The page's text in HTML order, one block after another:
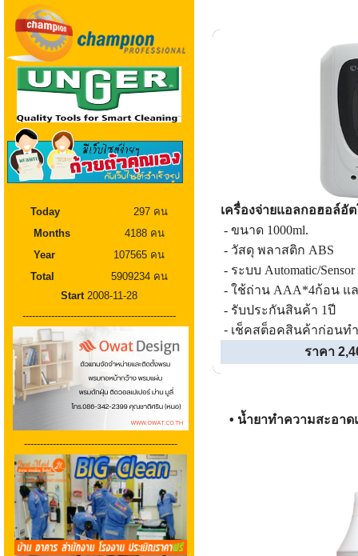
Today
297 คน
Months
4188 คน
Year
107565 คน
Total
5909234 คน
Start2008-11-28
------------------------------------------------
------------------------------------------------
เครื่องจ่ายแอลกอฮอล์อั
- ขนาด 1000ml.
- วัสดุ พลาสติก ABS
- ระบบ Automatic/Sensor
- ใช้ถ่าน AAA*4ก้อน แล
- รับประกันสินค้า 1ปี
- เช็คสต็อคสินค้าก่อนท
ราคา
• น้ำยาทำความสะอาด